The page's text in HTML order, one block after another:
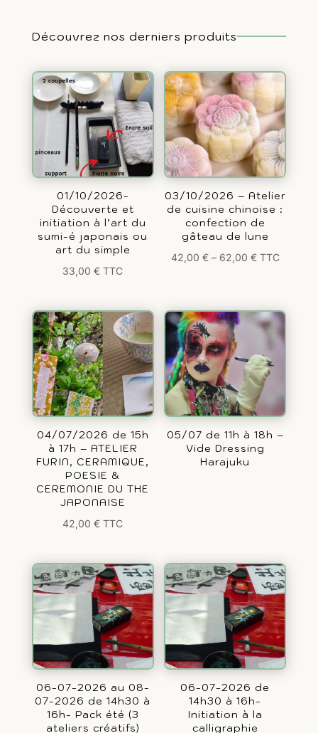
Découvrez nos derniers produits
01/10/2026-
Découverte et
initiation à l’art du
sumi-é japonais ou
art du simple
33,00€ TTC
03/10/2026 – Atelier
de cuisine chinoise :
confection de
gâteau de lune
42,00 €– 62,00 € TTC
04/07/2026 de 15h
à 17h – ATELIER
FURIN, CERAMIQUE,
POESIE &
CEREMONIE DU THE
JAPONAISE
42,00€ TTC
05/07 de 11h à 18h –
Vide Dressing
Harajuku
06-07-2026 au 08-
07-2026 de 14h30 à
16h- Pack été (3
ateliers créatifs)
06-07-2026 de
14h30 à 16h-
Initiation à la
calligraphie